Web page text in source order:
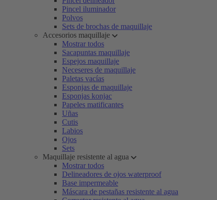
Pincel iluminador
Polvos
Sets de brochas de maquillaje
Accesorios maquillaje
Mostrar todos
Sacapuntas maquillaje
Espejos maquillaje
Neceseres de maquillaje
Paletas vacías
Esponjas de maquillaje
Esponjas konjac
Papeles matificantes
Uñas
Cutis
Labios
Ojos
Sets
Maquillaje resistente al agua
Mostrar todos
Delineadores de ojos waterproof
Base impermeable
Máscara de pestañas resistente al agua